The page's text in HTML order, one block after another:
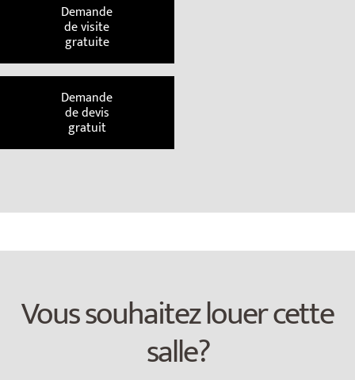
Demande
de visite
gratuite
Demande
de devis
gratuit
Vous souhaitez louer cette
salle?